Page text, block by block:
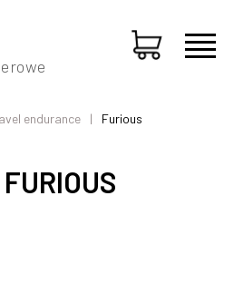
endurance Furious